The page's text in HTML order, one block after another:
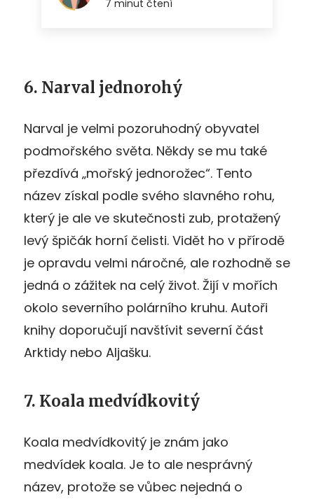
6. Narval jednorohý
Narval je velmi pozoruhodný obyvatel
podmořského světa. Někdy se mu také
přezdívá „mořský jednorožec“. Tento
název získal podle svého slavného rohu,
který je ale ve skutečnosti zub, protažený
levý špičák horní čelisti. Vidět ho v přírodě
je opravdu velmi náročné, ale rozhodně se
jedná o zážitek na celý život. Žijí v mořích
okolo severního polárního kruhu. Autoři
knihy doporučují navštívit severní část
Arktidy nebo Aljašku.
7. Koala medvídkovitý
Koala medvídkovitý je znám jako
medvídek koala. Je to ale nesprávný
název, protože se vůbec nejedná o